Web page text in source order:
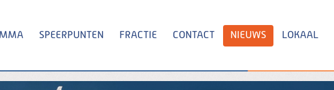
SPEERPUNTEN FRACTIE CONTACT NIEUWS LOKAAL